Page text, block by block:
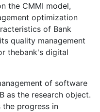
the CMMI model,
optimization
of Bank
quality management
thebank's digital
of software
as the research object.
the progress in